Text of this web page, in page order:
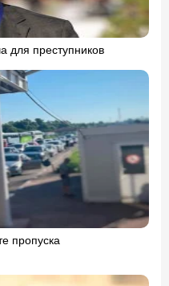
для преступников
пропуска